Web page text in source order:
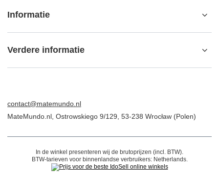
Informatie
Verdere informatie
contact@matemundo.nl
MateMundo.nl Ostrowskiego 9/129 53-238 Wrocław (Polen)
In de winkel presenteren wij de brutoprijzen (incl. BTW).
BTW-tarieven voor binnenlandse verbruikers: Netherlands.